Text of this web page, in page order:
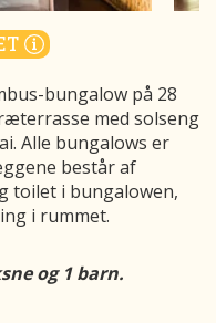
bungalow på 28
med solseng
Alle bungalows er
består af
toilet i bungalowen,
i rummet.
og 1 barn.